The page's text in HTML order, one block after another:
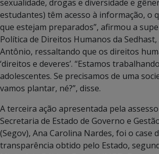
sexualidade, drogas e diversidade e
estudantes) têm acesso à informação, o
que estejam preparados”, afirmou a
Política de Direitos Humanos da
Antônio, ressaltando que os direitos
‘direitos e deveres’. “Estamos
adolescentes. Se precisamos de uma
vamos plantar, né?”, disse.
A terceira ação apresentada pela
Secretaria de Estado de Governo e
(Segov), Ana Carolina Nardes, foi o case
transparência obtido pelo Estado,